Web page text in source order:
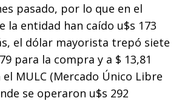
pasado, por lo que en el
la entidad han caído u$s 173
el dólar mayorista trepó siete
para la compra y a $ 13,81
MULC (Mercado Único Libre
se operaron u$s 292